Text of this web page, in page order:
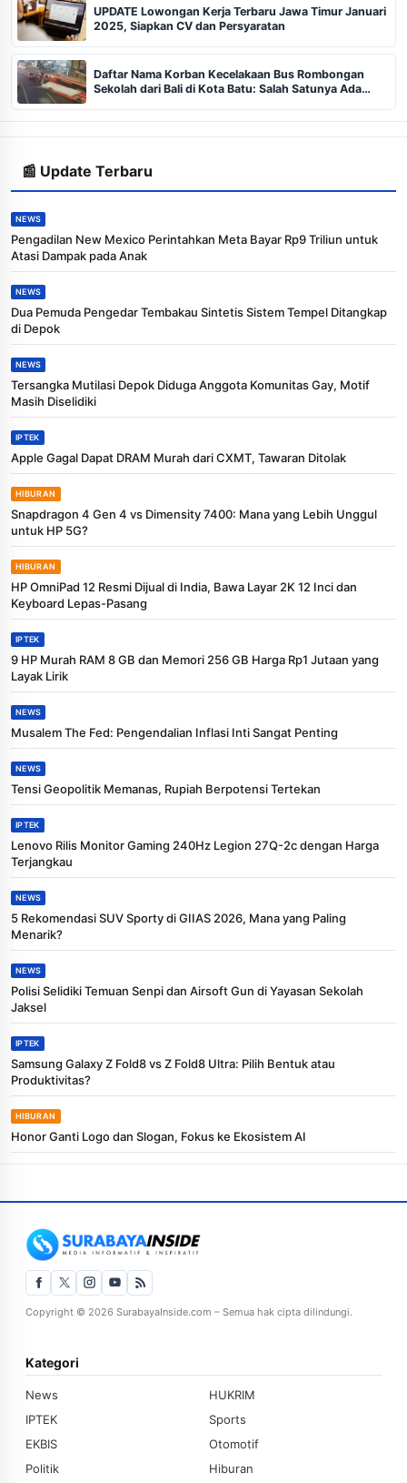
UPDATE Lowongan Kerja Terbaru Jawa Timur Januari
2025, Siapkan CV dan Persyaratan
Daftar Nama Korban Kecelakaan Bus Rombongan
Sekolah dari Bali di Kota Batu: Salah Satunya Ada
📰 Update Terbaru
NEWS
Pengadilan New Mexico Perintahkan Meta Bayar Rp9 Triliun untuk
Atasi Dampak pada Anak
NEWS
Dua Pemuda Pengedar Tembakau Sintetis Sistem Tempel Ditangkap
di Depok
NEWS
Tersangka Mutilasi Depok Diduga Anggota Komunitas Gay, Motif
Masih Diselidiki
IPTEK
Apple Gagal Dapat DRAM Murah dari CXMT, Tawaran Ditolak
HIBURAN
Snapdragon 4 Gen 4 vs Dimensity 7400: Mana yang Lebih Unggul
untuk HP 5G?
HIBURAN
HP OmniPad 12 Resmi Dijual di India, Bawa Layar 2K 12 Inci dan
Keyboard Lepas-Pasang
IPTEK
9 HP Murah RAM 8 GB dan Memori 256 GB Harga Rp1 Jutaan yang
Layak Lirik
NEWS
Musalem The Fed: Pengendalian Inflasi Inti Sangat Penting
NEWS
Tensi Geopolitik Memanas, Rupiah Berpotensi Tertekan
IPTEK
Lenovo Rilis Monitor Gaming 240Hz Legion 27Q-2c dengan Harga
Terjangkau
NEWS
5 Rekomendasi SUV Sporty di GIIAS 2026, Mana yang Paling
Menarik?
NEWS
Polisi Selidiki Temuan Senpi dan Airsoft Gun di Yayasan Sekolah
Jaksel
IPTEK
Samsung Galaxy Z Fold8 vs Z Fold8 Ultra: Pilih Bentuk atau
Produktivitas?
HIBURAN
Honor Ganti Logo dan Slogan, Fokus ke Ekosistem AI
Copyright © 2026 SurabayaInside.com – Semua hak cipta dilindungi.
Kategori
News
HUKRIM
IPTEK
Sports
EKBIS
Otomotif
Politik
Hiburan